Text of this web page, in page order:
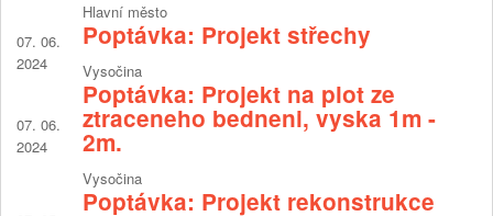
Hlavní město
07. 06.
2024
Poptávka: Projekt střechy
Vysočina
07. 06.
2024
Poptávka: Projekt na plot ze
ztraceneho bedneni, vyska 1m -
2m.
Vysočina
Poptávka: Projekt rekonstrukce